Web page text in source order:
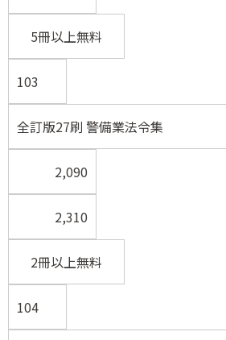
5冊以上無料
103
全訂版27刷 警備業法令集
2,090
2,310
2冊以上無料
104